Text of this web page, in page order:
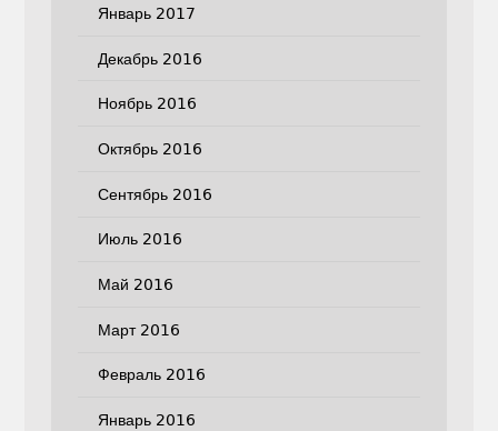
Январь 2017
Декабрь 2016
Ноябрь 2016
Октябрь 2016
Сентябрь 2016
Июль 2016
Май 2016
Март 2016
Февраль 2016
Январь 2016